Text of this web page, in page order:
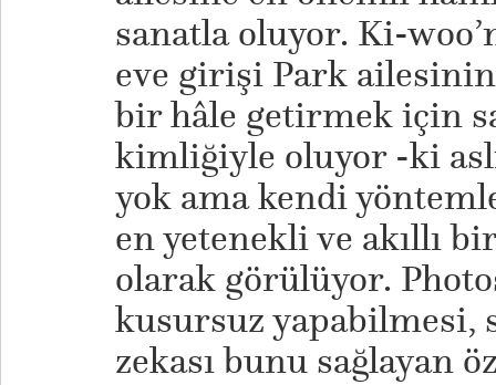
sanatla oluyor. Ki-
eve girişi Park
bir hâle getirmek için
kimliğiyle oluyor -ki
yok ama kendi
en yetenekli ve akıllı
olarak görülüyor.
kusursuz yapabilmesi,
zekası bunu sağlayan